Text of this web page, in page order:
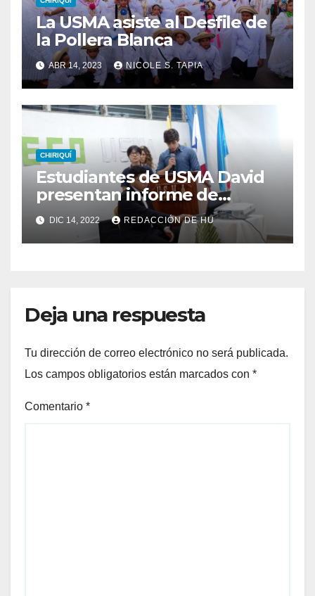
La USMA asiste al Desfile de
la Pollera Blanca
ABR 14, 2023 NICOLE S. TAPIA
CHIRIQUÍ
Estudiantes de USMA David
presentan informe de
Biodiversidad
DIC 14, 2022 REDACCIÓN DE HU
Deja una respuesta
Tu dirección de correo electrónico no será publicada.
Los campos obligatorios están marcados con *
Comentario *